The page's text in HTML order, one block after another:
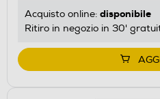
Acquisto online: disponibile
Ritiro in negozio in 30'